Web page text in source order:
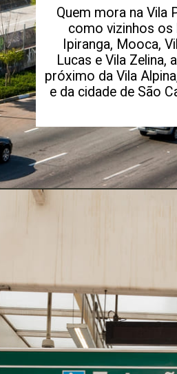
Quem mora na Vila
como vizinhos os
Ipiranga, Mooca,
Lucas e Vila Zelina,
próximo da Vila
e da cidade de São